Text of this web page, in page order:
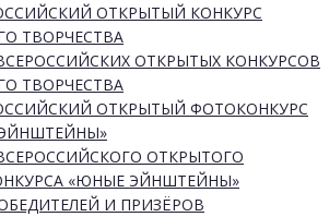
ОТКРЫТЫЙ КОНКУРС
ТВОРЧЕСТВА
ОТКРЫТЫХ КОНКУРСОВ
ТВОРЧЕСТВА
ОТКРЫТЫЙ ФОТОКОНКУРС
ОТКРЫТОГО
«ЮНЫЕ ЭЙНШТЕЙНЫ»
И ПРИЗЁРОВ